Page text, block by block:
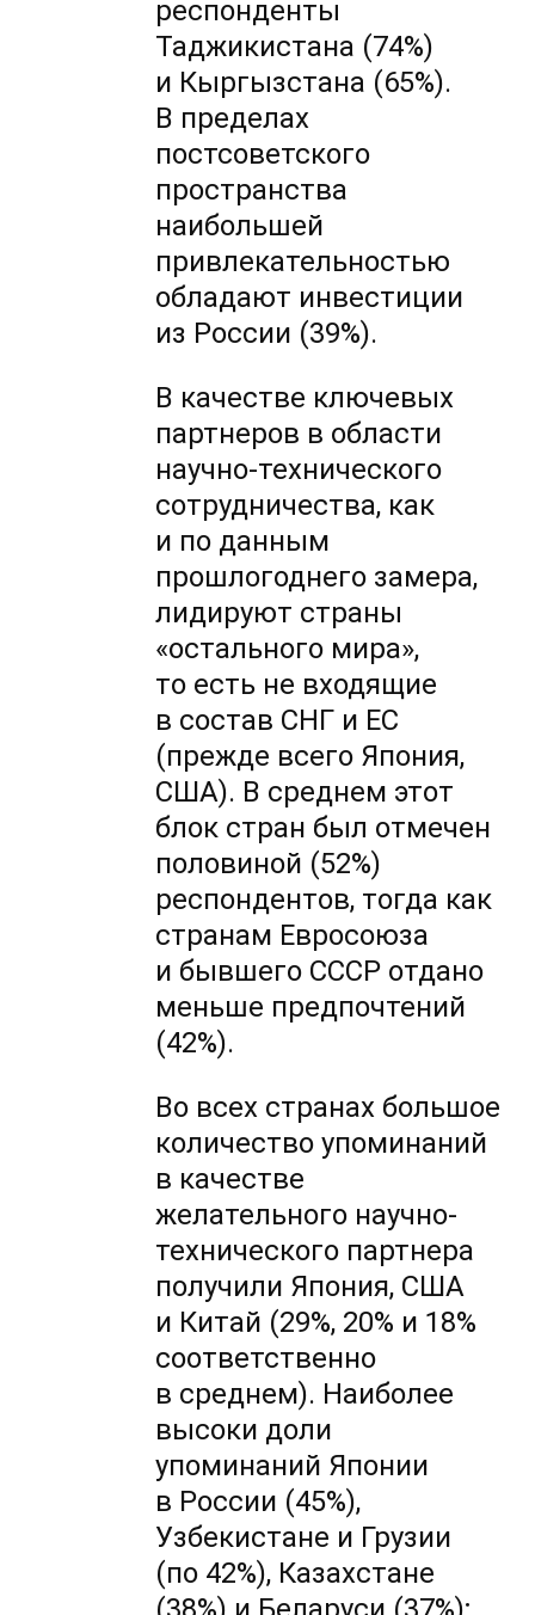
респонденты
Таджикистана (74%)
и Кыргызстана (65%).
В пределах
постсоветского
пространства
наибольшей
привлекательностью
обладают инвестиции
из России (39%).
В качестве ключевых
партнеров в области
научно-технического
сотрудничества, как
и по данным
прошлогоднего замера,
лидируют страны
«остального мира»,
то есть не входящие
в состав СНГ и ЕС
(прежде всего Япония,
США). В среднем этот
блок стран был отмечен
половиной (52%)
респондентов, тогда как
странам Евросоюза
и бывшего СССР отдано
меньше предпочтений
(42%).
Во всех странах большое
количество упоминаний
в качестве
желательного научно-
технического партнера
получили Япония, США
и Китай (29%, 20% и 18%
соответственно
в среднем). Наиболее
высоки доли
упоминаний Японии
в России (45%),
Узбекистане и Грузии
(по 42%), Казахстане